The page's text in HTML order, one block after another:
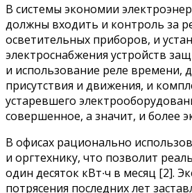
В системы экономии
должны входить и контроль за
осветительных приборов, и
электроснабжения устройств
и использование реле времени,
присутствия и движения, и
устаревшего
совершенное, а значит, и более
В офисах рационально
и оргтехнику, что позволит
один десяток кВт∙ч в месяц [2].
потрясения последних лет